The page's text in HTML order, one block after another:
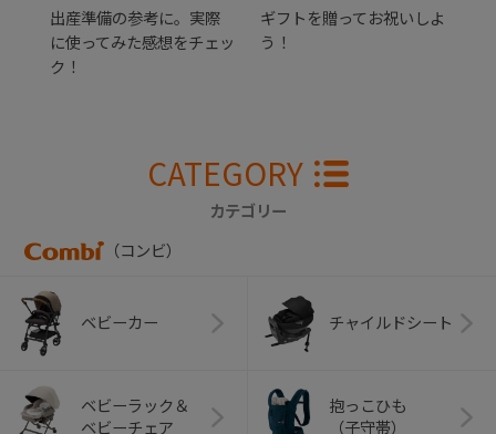
出産準備の参考に。実際
に使ってみた感想をチェッ
ク！
ギフトを贈ってお祝いしよ
う！
CATEGORY
カテゴリー
（コンビ）
ベビーカー チャイルドシート
ベビーラック＆
ベビーチェア
抱っこひも
（子守帯）